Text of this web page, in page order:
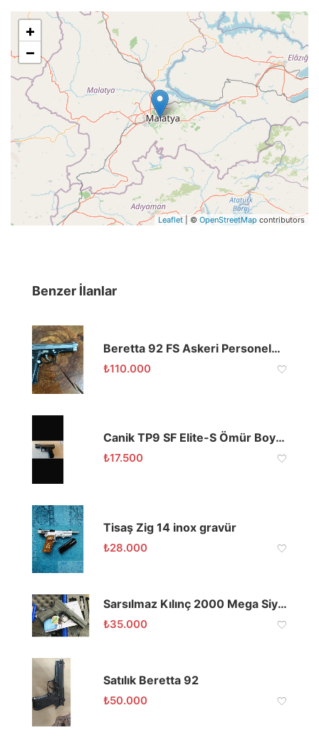
+
−
Leaflet| © OpenStreetMap contributors
Benzer İlanlar
Beretta 92 FS Askeri Personelden
₺110.000
Canik TP9 SF Elite-S Ömür Boyu Garantili
₺17.500
Tisaş Zig 14 inox gravür
₺28.000
Sarsılmaz Kılınç 2000 Mega Siyah
₺35.000
Satılık Beretta 92
₺50.000